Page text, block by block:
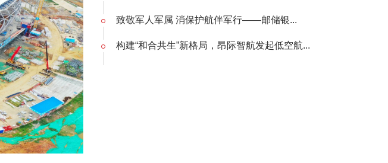
致敬军人军属 消保护航伴军行——邮储银...
构建“和合共生”新格局，昂际智航发起低空航...